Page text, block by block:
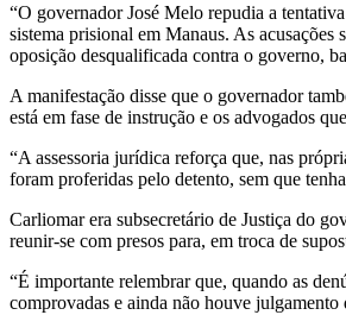
“O governador José Melo repudia a
sistema prisional em Manaus. As acusações
oposição desqualificada contra o governo,
A manifestação disse que o governador
está em fase de instrução e os advogados
“A assessoria jurídica reforça que, nas
foram proferidas pelo detento, sem que
Carliomar era subsecretário de Justiça do
reunir-se com presos para, em troca de
“É importante relembrar que, quando as
comprovadas e ainda não houve